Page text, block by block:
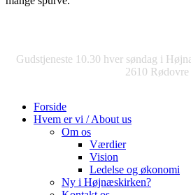
Gudstjeneste 10.30 hver søndag i
2610 Rødovre
Forside
Hvem er vi / About us
Om os
Værdier
Vision
Ledelse og økonomi
Ny i Højnæskirken?